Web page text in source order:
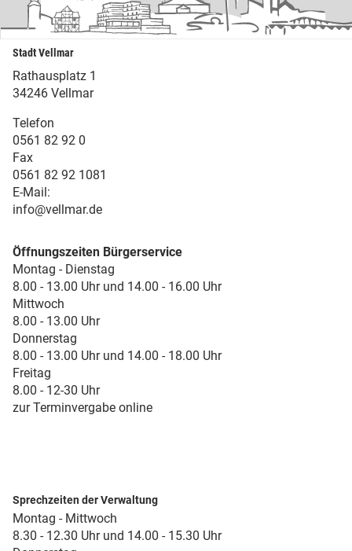
Stadt Vellmar
Rathausplatz 1
34246 Vellmar
Telefon
0561 82 92 0
Fax
0561 82 92 1081
E-Mail:
info@vellmar.de
Öffnungszeiten Bürgerservice
Montag - Dienstag
8.00 - 13.00 Uhr und 14.00 - 16.00 Uhr
Mittwoch
8.00 - 13.00 Uhr
Donnerstag
8.00 - 13.00 Uhr und 14.00 - 18.00 Uhr
Freitag
8.00 - 12-30 Uhr
zur Terminvergabe online
Sprechzeiten der Verwaltung
Montag - Mittwoch
8.30 - 12.30 Uhr und 14.00 - 15.30 Uhr